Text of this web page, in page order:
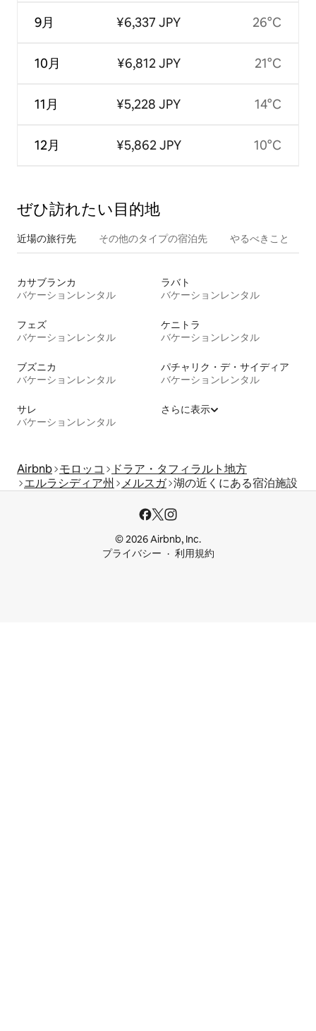
9月
10月
11月
12月
¥6,337 JPY
¥6,812 JPY
¥5,228 JPY
¥5,862 JPY
26°C
21°C
14°C
10°C
ぜひ訪⁠れ⁠た⁠い目⁠的⁠地
近場の旅行先 その他のタ⁠イ⁠プ⁠の宿⁠泊⁠先 やるべきこと
カサブランカ
バケーションレンタル
ラバト
バケーションレンタル
フェズ
バケーションレンタル
ケニトラ
バケーションレンタル
ブズニカ
バケーションレンタル
パチャリク・デ・サイディア
バケーションレンタル
サレ
バケーションレンタル
さらに表示
Airbnb モロッコ
ドラア・タフィラルト地方
エルラシディア州
メルスガ 湖の近くにある宿泊施設
© 2026 Airbnb, Inc.
プライバシー
利用規約